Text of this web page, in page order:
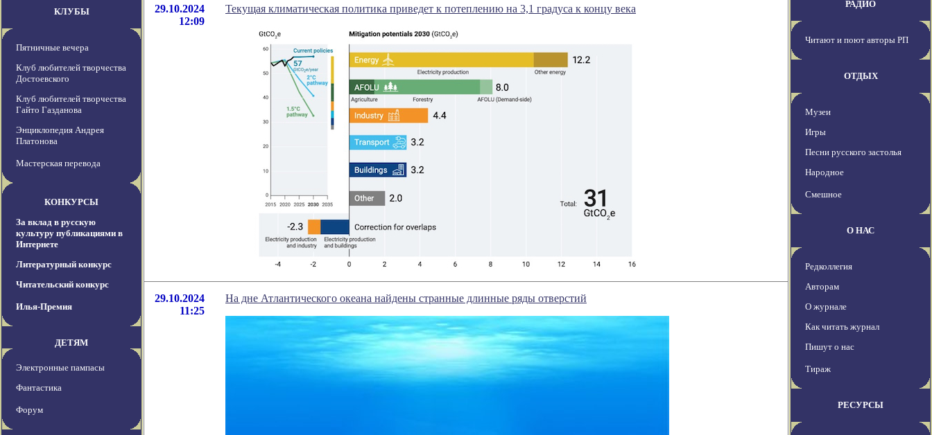
КЛУБЫ
Пятничные вечера
Клуб любителей творчества
Достоевского
Клуб любителей творчества
Гайто Газданова
Энциклопедия Андрея
Платонова
Мастерская перевода
КОНКУРСЫ
За вклад в русскую
культуру публикациями в
Интернете
Литературный конкурс
Читательский конкурс
Илья-Премия
ДЕТЯМ
Электронные пампасы
Фантастика
Форум
29.10.2024
12:09
Текущая климатическая политика приведет к потеплению на 3,1 градуса к концу века
29.10.2024
11:25
На дне Атлантического океана найдены странные длинные ряды отверстий
РАДИО
Читают и поют авторы РП
ОТДЫХ
Музеи
Игры
Песни русского застолья
Народное
Смешное
О НАС
Редколлегия
Авторам
О журнале
Как читать журнал
Пишут о нас
Тираж
РЕСУРСЫ